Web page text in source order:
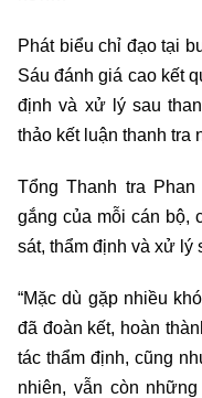
Phát biểu chỉ đạo tại
Sáu đánh giá cao kết
định và xử lý sau
thảo kết luận thanh tra
Tổng Thanh tra
gắng của mỗi cán bộ,
sát, thẩm định và xử lý
“Mặc dù gặp nhiều
đã đoàn kết, hoàn
tác thẩm định, cũng
nhiên, vẫn còn